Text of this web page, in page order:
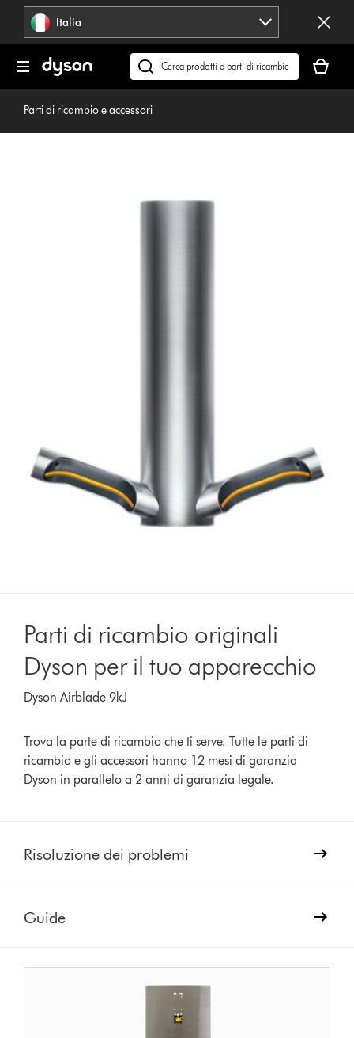
navigazione Italia
Cerca
su
dyson.it
carrello
è
Parti di ricambio e accessori
Parti di ricambio originali
Dyson per il tuo apparecchio
Dyson Airblade 9kJ
Trova la parte di ricambio che ti serve. Tutte le parti di
ricambio e gli accessori hanno 12 mesi di garanzia
Dyson in parallelo a 2 anni di garanzia legale.
Risoluzione dei problemi
Guide